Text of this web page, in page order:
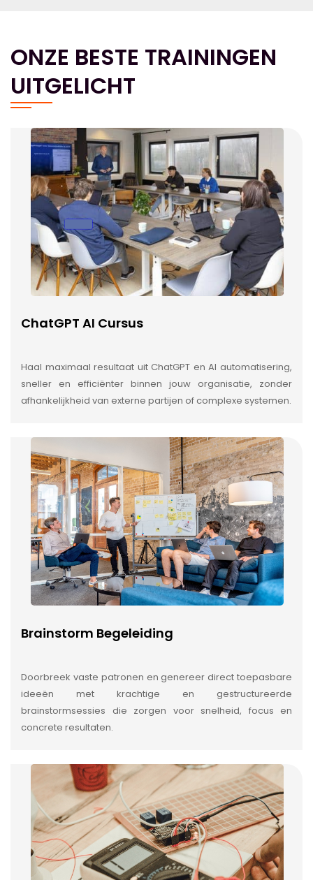
ONZE BESTE TRAININGEN
UITGELICHT
ChatGPT AI Cursus
Haal maximaal resultaat uit ChatGPT en AI automatisering,
sneller en efficiënter binnen jouw organisatie, zonder
afhankelijkheid van externe partijen of complexe systemen.
Brainstorm Begeleiding
Doorbreek vaste patronen en genereer direct toepasbare
ideeën met krachtige en gestructureerde
brainstormsessies die zorgen voor snelheid, focus en
concrete resultaten.